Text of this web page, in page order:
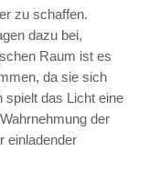
zu schaffen.
dazu bei,
Raum ist es
da sie sich
spielt das Licht eine
der
einladender